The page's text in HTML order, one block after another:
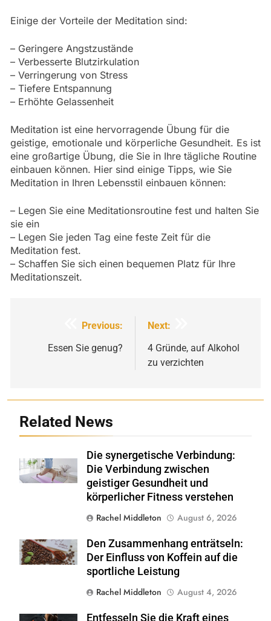
Einige der Vorteile der Meditation sind:
– Geringere Angstzustände
– Verbesserte Blutzirkulation
– Verringerung von Stress
– Tiefere Entspannung
– Erhöhte Gelassenheit
Meditation ist eine hervorragende Übung für die
geistige, emotionale und körperliche Gesundheit. Es ist
eine großartige Übung, die Sie in Ihre tägliche Routine
einbauen können. Hier sind einige Tipps, wie Sie
Meditation in Ihren Lebensstil einbauen können:
– Legen Sie eine Meditationsroutine fest und halten Sie
sie ein
– Legen Sie jeden Tag eine feste Zeit für die
Meditation fest.
– Schaffen Sie sich einen bequemen Platz für Ihre
Meditationszeit.
Beitragsnavigation
Previous:
Essen Sie genug?
Next:
4 Gründe, auf Alkohol
zu verzichten
Related News
Shutterstock
Die synergetische Verbindung:
Die Verbindung zwischen
geistiger Gesundheit und
körperlicher Fitness verstehen
Rachel Middleton
August 6, 2026
Shutterstock
Den Zusammenhang enträtseln:
Der Einfluss von Koffein auf die
sportliche Leistung
Rachel Middleton
August 4, 2026
Entfesseln Sie die Kraft eines